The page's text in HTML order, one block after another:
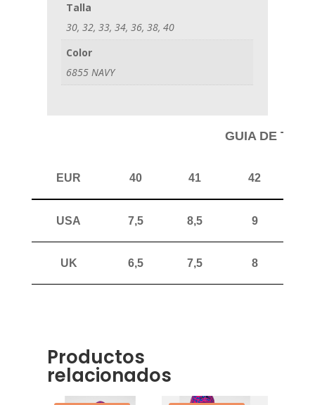
Talla
30, 32, 33, 34, 36, 38, 40
Color
6855 NAVY
GUIA DE
EUR 40 41 42
USA 7,5 8,5 9
UK 6,5 7,5 8
Productos
relacionados